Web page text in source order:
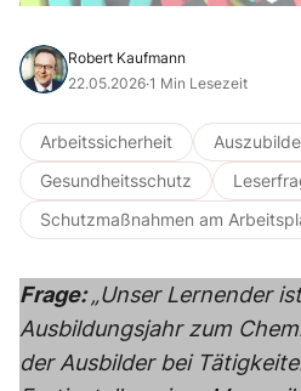
Robert Kaufmann
22.05.2026·1 Min Lesezeit
Arbeitssicherheit
Gesundheitsschutz
Schutzmaßnahmen am
Frage:„Unser Lernender
Ausbildungsjahr zum
der Ausbilder bei